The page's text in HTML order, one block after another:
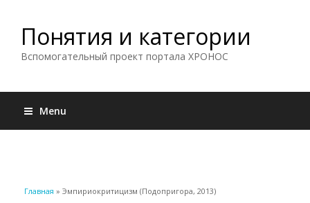
Понятия и категории
Вспомогательный проект портала ХРОНОС
Menu
Вы здесь
Главная » Эмпириокритицизм (Подопригора, 2013)